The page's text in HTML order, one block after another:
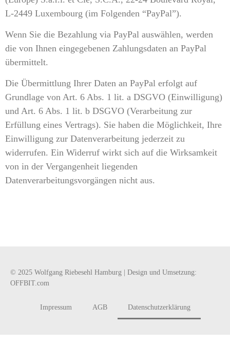
L-2449 Luxembourg (im Folgenden “PayPal”).
Wenn Sie die Bezahlung via PayPal auswählen, werden
die von Ihnen eingegebenen Zahlungsdaten an PayPal
übermittelt.
Die Übermittlung Ihrer Daten an PayPal erfolgt auf
Grundlage von Art. 6 Abs. 1 lit. a DSGVO (Einwilligung)
und Art. 6 Abs. 1 lit. b DSGVO (Verarbeitung zur
Erfüllung eines Vertrags). Sie haben die Möglichkeit, Ihre
Einwilligung zur Datenverarbeitung jederzeit zu
widerrufen. Ein Widerruf wirkt sich auf die Wirksamkeit
von in der Vergangenheit liegenden
Datenverarbeitungsvorgängen nicht aus.
© 2025 Wolfgang Riebesehl Hamburg | Design und Umsetzung:
OFFBIT.com
Impressum AGB Datenschutzerklärung